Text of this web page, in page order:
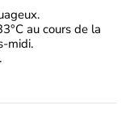
au cours de la
midi.